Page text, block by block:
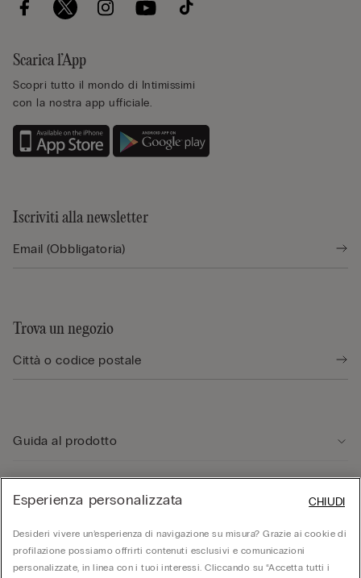
Scarica l’App
Scopri tutto il mondo di Intimissimi
con la nostra app ufficiale.
Iscriviti alla newsletter
Trova un negozio
Guida al prodotto
Area Legale
Esperienza personalizzata
Desideri vivere un’esperienza di navigazione su misura? Grazie ai cookie di
profilazione possiamo offrirti contenuti esclusivi e comunicazioni
personalizzate, in linea con i tuoi interessi. Cliccando su “Accetta tutti i
CHIUDI